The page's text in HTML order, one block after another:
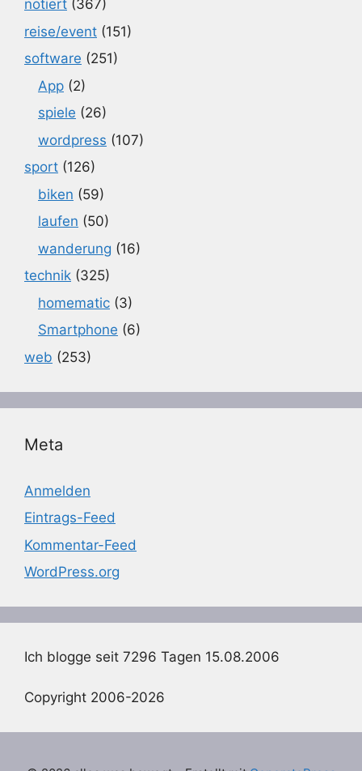
notiert (367)
reise/event (151)
software (251)
App (2)
spiele (26)
wordpress (107)
sport (126)
biken (59)
laufen (50)
wanderung (16)
technik (325)
homematic (3)
Smartphone (6)
web (253)
Meta
Anmelden
Eintrags-Feed
Kommentar-Feed
WordPress.org
Ich blogge seit 7296 Tagen 15.08.2006
Copyright 2006-2026